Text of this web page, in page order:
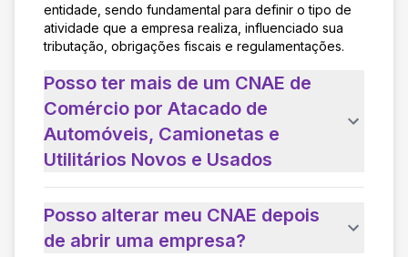
entidade, sendo fundamental para definir o tipo de
atividade que a empresa realiza, influenciado sua
tributação, obrigações fiscais e regulamentações.
Posso ter mais de um CNAE de
Comércio por Atacado de
Automóveis, Camionetas e
Utilitários Novos e Usados
Posso alterar meu CNAE depois
de abrir uma empresa?